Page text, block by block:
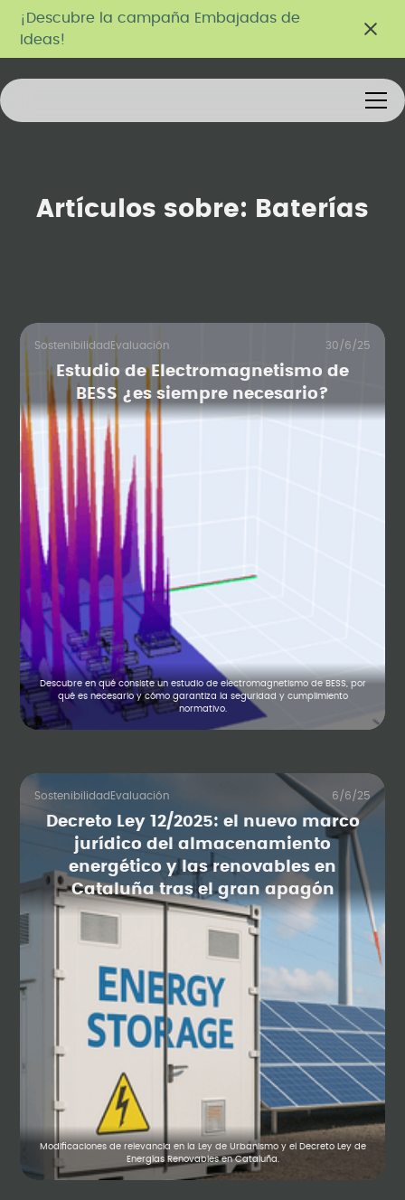
¡Descubre la campaña Embajadas de
Ideas!
Artículos sobre: Baterías
Sostenibilidad Evaluación 30/6/25
Estudio de Electromagnetismo de
BESS ¿es siempre necesario?
Descubre en qué consiste un estudio de electromagnetismo de BESS, por
qué es necesario y cómo garantiza la seguridad y cumplimiento
normativo.
Sostenibilidad Evaluación 6/6/25
Decreto Ley 12/2025: el nuevo marco
jurídico del almacenamiento
energético y las renovables en
Cataluña tras el gran apagón
Modificaciones de relevancia en la Ley de Urbanismo y el Decreto Ley de
Energías Renovables en Cataluña.